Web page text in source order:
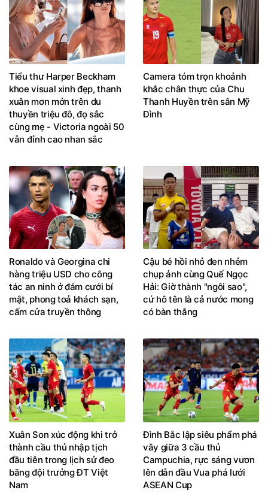
Tiểu thư Harper Beckham
khoe visual xinh đẹp, thanh
xuân mơn mởn trên du
thuyền triệu đô, đọ sắc
cùng mẹ - Victoria ngoài 50
vẫn đỉnh cao nhan sắc
Camera tóm trọn khoảnh
khắc chân thực của Chu
Thanh Huyền trên sân Mỹ
Đình
Ronaldo và Georgina chi
hàng triệu USD cho công
tác an ninh ở đám cưới bí
mật, phong toả khách sạn,
cấm cửa truyền thông
Cậu bé hồi nhỏ đen nhẻm
chụp ảnh cùng Quế Ngọc
Hải: Giờ thành "ngôi sao",
cứ hô tên là cả nước mong
có bàn thắng
Xuân Son xúc động khi trở
thành cầu thủ nhập tịch
đầu tiên trong lịch sử đeo
băng đội trưởng ĐT Việt
Nam
Đình Bắc lập siêu phẩm phá
vây giữa 3 cầu thủ
Campuchia, rực sáng vươn
lên dẫn đầu Vua phá lưới
ASEAN Cup